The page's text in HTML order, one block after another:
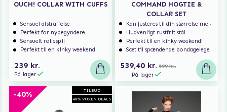
OUCH! COLLAR WITH CUFFS
Sensuel afstraffelse
Perfekt for nybegyndere
Sensuelt rollespil
Perfekt til en kinky weekend!
239 kr.
På lager
COMMAND HOGTIE &
COLLAR SET
Kan justeres til din størrelse med spænderne
Hudvenligt rustfrit stål
Perfekt til en kinky weekend!
Sæt til spændende bondagelege
539,40 kr. 899 kr.
På lager
TILBUD
40% VUXEN DEALS
-40%